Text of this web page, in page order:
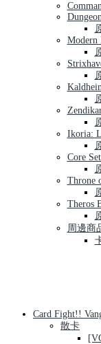
Modern
Ikoria:
Core
Throne
Theros
周邊商
Card Fight!!
散卡